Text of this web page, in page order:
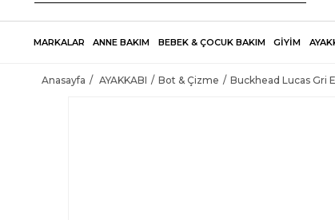
MARKALAR ANNE BAKIM BEBEK & ÇOCUK BAKIM GİYİM
Anasayfa AYAKKABI Bot & Çizme Buckhead Lucas Gri